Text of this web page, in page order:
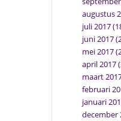
augustus
juli 2017
juni 2017
mei 2017
april 2017
maart
februari
januari
december